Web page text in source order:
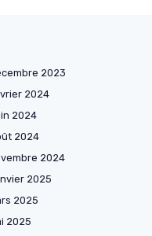
2023
2024
2024
2024
2024
2025
2025
2025